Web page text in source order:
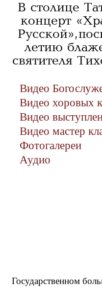
В столице
концерт
Русской»,
летию
святителя
Видео
Видео хоровых
Видео
Видео мастер
Фотогалереи
Аудио
Государственном